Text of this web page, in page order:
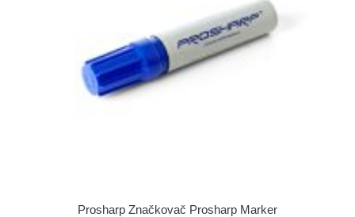
Prosharp Značkovač Prosharp Marker